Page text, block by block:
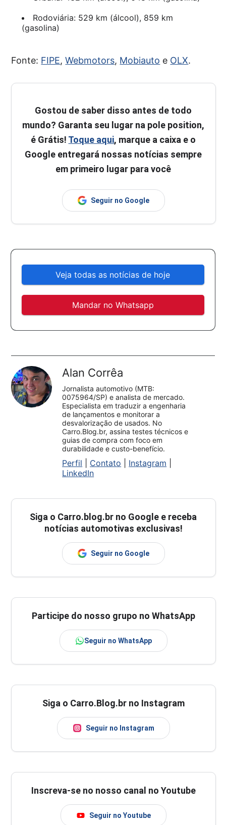
Rodoviária: 529 km (álcool), 859 km
(gasolina)
Fonte: FIPE,Webmotors, Mobiauto e OLX.
Gostou de saber disso antes de todo
mundo? Garanta seu lugar na pole position,
é Grátis! Toque aqui, marque a caixa e o
Google entregará nossas notícias sempre
em primeiro lugar para você
Seguir no Google
Veja todas as notícias de hoje
Mandar no Whatsapp
Alan Corrêa
Jornalista automotivo (MTB:
0075964/SP) e analista de mercado.
Especialista em traduzir a engenharia
de lançamentos e monitorar a
desvalorização de usados. No
Carro.Blog.br, assina testes técnicos e
guias de compra com foco em
durabilidade e custo-benefício.
Perfil Contato Instagram
LinkedIn
Siga o Carro.blog.br no Google e receba
notícias automotivas exclusivas!
Seguir no Google
Participe do nosso grupo no WhatsApp
Seguir no WhatsApp
Siga o Carro.Blog.br no Instagram
Seguir no Instagram
Inscreva-se no nosso canal no Youtube
Seguir no Youtube